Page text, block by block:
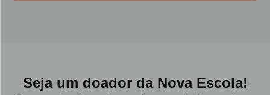
Seja um doador da Nova Escola!